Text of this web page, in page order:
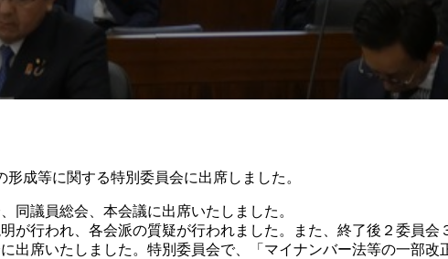
成等に関する特別委員会に出席しました。
同議員総会、本会議に出席いたしました。
が行われ、各会派の質疑が行われました。また、終了後２委員
出席いたしました。特別委員会で、「マイナンバー法等の一部改